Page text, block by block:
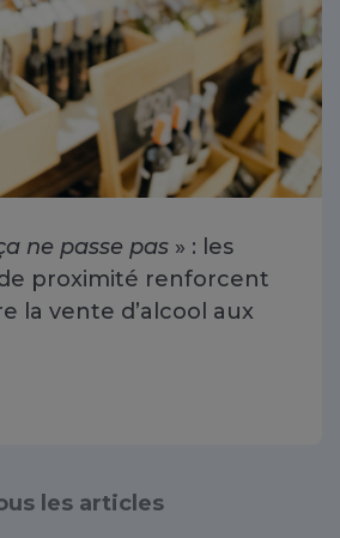
ne passe pas » : les
proximité renforcent
la vente d’alcool aux
les articles